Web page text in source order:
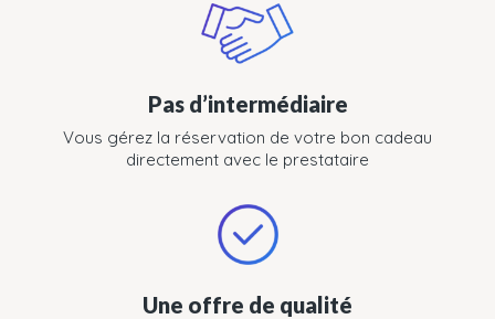
Pas d’intermédiaire
Vous gérez la réservation de votre bon cadeau
directement avec le prestataire
Une offre de qualité